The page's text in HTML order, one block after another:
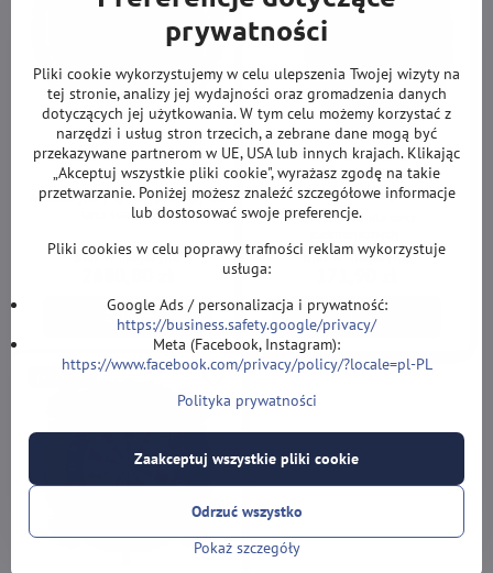
Target Omni Auto Scoring
System
Automatyczny system punktacji dla
tarcz sizalowych.
Brak w magazynie
Zobacz
Mission Torus ST
oświetlenie dla tarcz
elektronicznych
Oświetlenie dla tarcz
Brak w magazynie
Zobacz
NOWOŚĆ
prywatności
Pliki cookie wykorzystujemy w celu ulepszenia Twojej wizyty na
tej stronie, analizy jej wydajności oraz gromadzenia danych
dotyczących jej użytkowania. W tym celu możemy korzystać z
narzędzi i usług stron trzecich, a zebrane dane mogą być
przekazywane partnerom w UE, USA lub innych krajach. Klikając
„Akceptuj wszystkie pliki cookie", wyrażasz zgodę na takie
przetwarzanie. Poniżej możesz znaleźć szczegółowe informacje
lub dostosować swoje preferencje.
Pliki cookies w celu poprawy trafności reklam wykorzystuje
usługa:
Google Ads / personalizacja i prywatność:
https://business.safety.google/privacy/
Meta (Facebook, Instagram):
https://www.facebook.com/privacy/policy/?locale=pl-PL
Polityka prywatności
Pokaż szczegóły
Zaakceptuj wszystkie pliki cookie
Odrzuć wszystko